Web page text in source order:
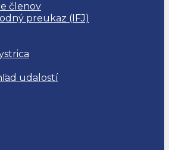
členov
preukaz (IFJ)
udalostí